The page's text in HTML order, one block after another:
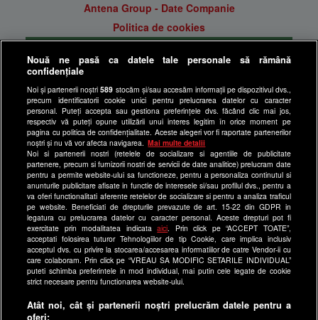
Antena Group - Date Companie
Politica de cookies
Politica de confidentialitate
Anunturi gratuite pe Lajumate.ro
Ultimele Stiri
Program Happy Channel
Echipa editorială
Site-uri Antena Group
a1.ro
antenastars.ro
as.ro
catine.ro
chefi.ro
deparinti.ro
medicool.ro
Nouă ne pasă ca datele tale personale să rămână
confidențiale
Noi și partenerii noștri589 stocăm și/sau accesăm informații pe dispozitivul dvs.,
precum identificatorii cookie unici pentru prelucrarea datelor cu caracter
personal. Puteți accepta sau gestiona preferințele dvs. făcând clic mai jos,
respectiv vă puteți opune utilizării unui interes legitim în orice moment pe
pagina cu politica de confidențialitate. Aceste alegeri vor fi raportate partenerilor
noștri și nu vă vor afecta navigarea.
Mai multe detalii
Noi si partenerii nostri (retelele de socializare si agentiile de publicitate
partenere, precum si furnizorii nostri de servicii de date analitice) prelucram date
pentru a permite website-ului sa functioneze, pentru a personaliza continutul si
anunturile publicitare afisate in functie de interesele si/sau profilul dvs., pentru a
va oferi functionalitati aferente retelelor de socializare si pentru a analiza traficul
pe website. Beneficiati de drepturile prevazute de art. 15-22 din GDPR in
legatura cu prelucrarea datelor cu caracter personal. Aceste drepturi pot fi
exercitate prin modalitatea indicataaici . Prin click pe “ACCEPT TOATE”,
acceptati folosirea tuturor Tehnologiilor de tip Cookie, care implica inclusiv
acceptul dvs. cu privire la stocarea/accesarea informatiilor de catre Vendor-ii cu
care colaboram. Prin click pe “VREAU SA MODIFIC SETARILE INDIVIDUAL”
puteti schimba preferintele in mod individual, mai putin cele legate de cookie
strict necesare pentru functionarea website-ului.
Atât noi, cât și partenerii noștri prelucrăm datele pentru a
oferi: